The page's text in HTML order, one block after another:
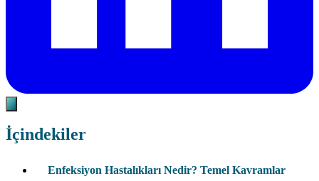
İçindekiler
Enfeksiyon Hastalıkları Nedir? Temel Kavramlar